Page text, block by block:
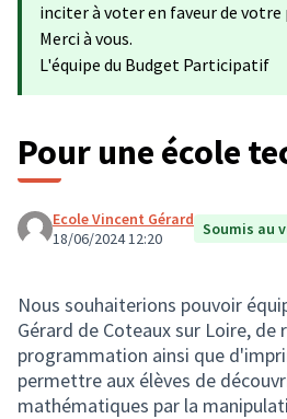
inciter à voter en faveur de
Merci à vous.
L'équipe du Budget Participatif
Pour une école
Ecole Vincent Gérard
18/06/2024 12:20
Soumis au
Nous souhaiterions pouvoir
Gérard de Coteaux sur Loire, de
programmation ainsi que
permettre aux élèves de
mathématiques par la